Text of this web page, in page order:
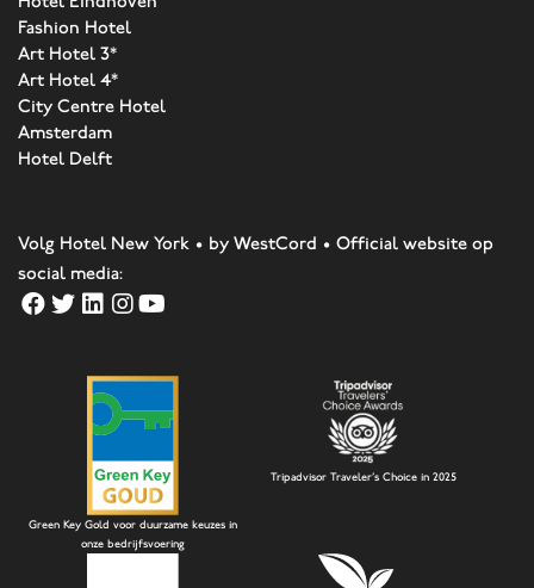
Fashion Hotel
Art Hotel 3*
Art Hotel 4*
City Centre Hotel
Amsterdam
Hotel Delft
Volg Hotel New York • by WestCord • Official website op
social media:
Green Key Gold voor duurzame keuzes in
onze bedrijfsvoering
Tripadvisor Traveler's Choice in 2025